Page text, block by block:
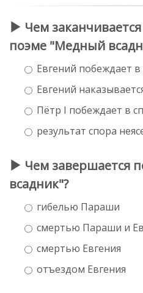
Чем
поэме "Медный
Евгений побеждает в
Евгений
Пётр I побеждает в
результат спора
Чем завершается
всадник"?
гибелью Параши
смертью Параши и
смертью Евгения
отъездом Евгения